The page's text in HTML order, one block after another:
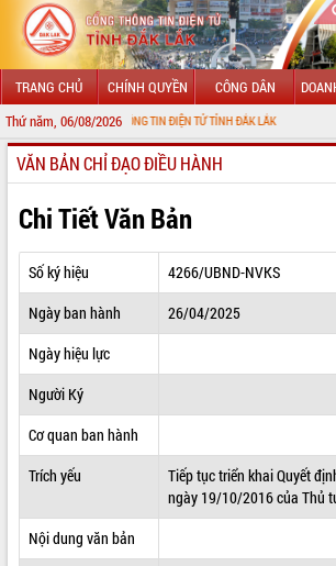
TRANG CHỦ CHÍNH QUYỀN CÔNG DÂN
Thứ năm, 06/08/2026
CỔNG THÔNG TIN ĐIỆN TỬ TỈNH ĐẮK LẮK
GIỚI THIỆU
LÃNH ĐẠO UBND TỈNH
TIN TỨC SỰ KIỆN
SỞ, BAN, NGÀNH
THÔNG TIN CHỈ ĐẠO ĐIỀU HÀNH
HỆ THỐNG VĂN BẢN
VĂN BẢN HĐND TỈNH
ĐIỂM TIN VĂN BẢN
VĂN BẢN CHỈ ĐẠO ĐIỀU HÀNH
Chi Tiết Văn Bản
Số ký hiệu
4266/UBND-NVKS
Ngày ban hành
26/04/2025
Ngày hiệu lực
Người Ký
Cơ quan ban hành
Trích yếu
Tiếp tục triển khai Quyết
ngày 19/10/2016 của Thủ
Nội dung văn bản